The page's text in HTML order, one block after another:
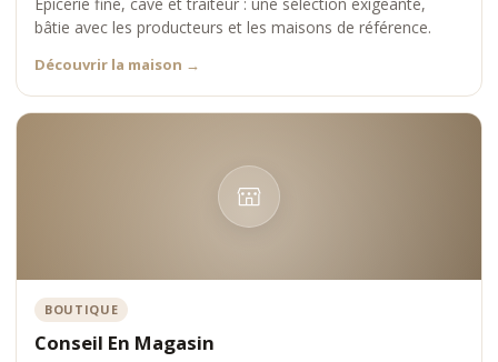
bâtie avec les producteurs et les maisons de référence.
Découvrir la maison →
BOUTIQUE
Conseil En Magasin